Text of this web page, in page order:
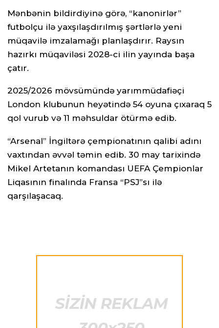
Mənbənin bildirdiyinə görə, “kanonirlər”
futbolçu ilə yaxşılaşdırılmış şərtlərlə yeni
müqavilə imzalamağı planlaşdırır. Raysın
hazırkı müqaviləsi 2028-ci ilin yayında başa
çatır.
2025/2026 mövsümündə yarımmüdafiəçi
London klubunun heyətində 54 oyuna çıxaraq 5
qol vurub və 11 məhsuldar ötürmə edib.
“Arsenal” İngiltərə çempionatının qalibi adını
vaxtından əvvəl təmin edib. 30 may tarixində
Mikel Artetanın komandası UEFA Çempionlar
Liqasının finalında Fransa “PSJ”sı ilə
qarşılaşacaq.